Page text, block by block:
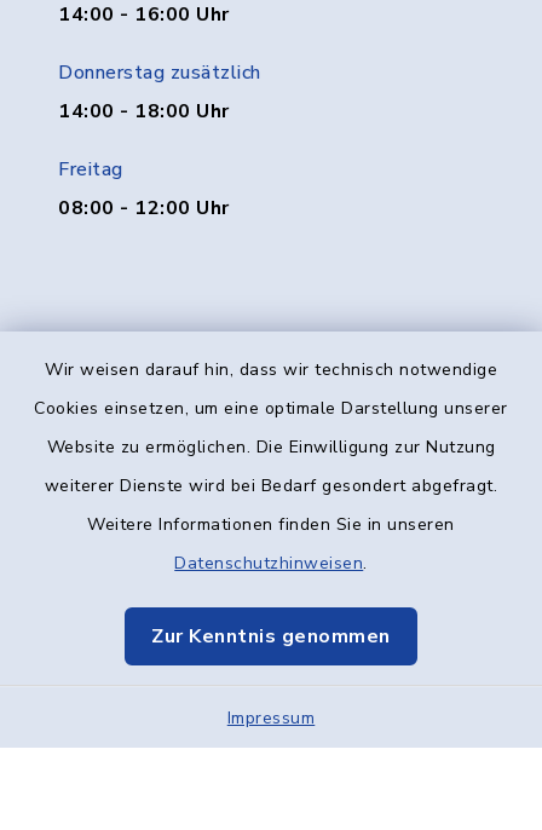
Wir weisen darauf hin, dass wir technisch notwendige
Cookies einsetzen, um eine optimale Darstellung unserer
Website zu ermöglichen. Die Einwilligung zur Nutzung
weiterer Dienste wird bei Bedarf gesondert abgefragt.
Weitere Informationen finden Sie in unseren
Datenschutzhinweisen.
Zur Kenntnis genommen
Impressum
14:00 - 16:00 Uhr
Donnerstag zusätzlich
14:00 - 18:00 Uhr
Freitag
08:00 - 12:00 Uhr
Kontakt
Datenschutz
Elektronische Kommunikation
Sitemap